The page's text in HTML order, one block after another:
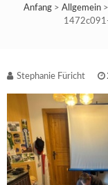
Anfang > Allgemein >
Stephanie Füricht